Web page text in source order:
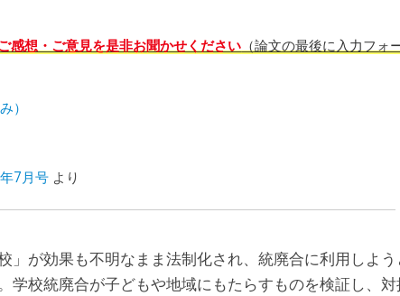
感想・ご意見を是非お聞かせください （論文の最後に入力フォ
）
7月号 より
」が効果も不明なまま法制化され、統廃合に利用しよう
学校統廃合が子どもや地域にもたらすものを検証し、